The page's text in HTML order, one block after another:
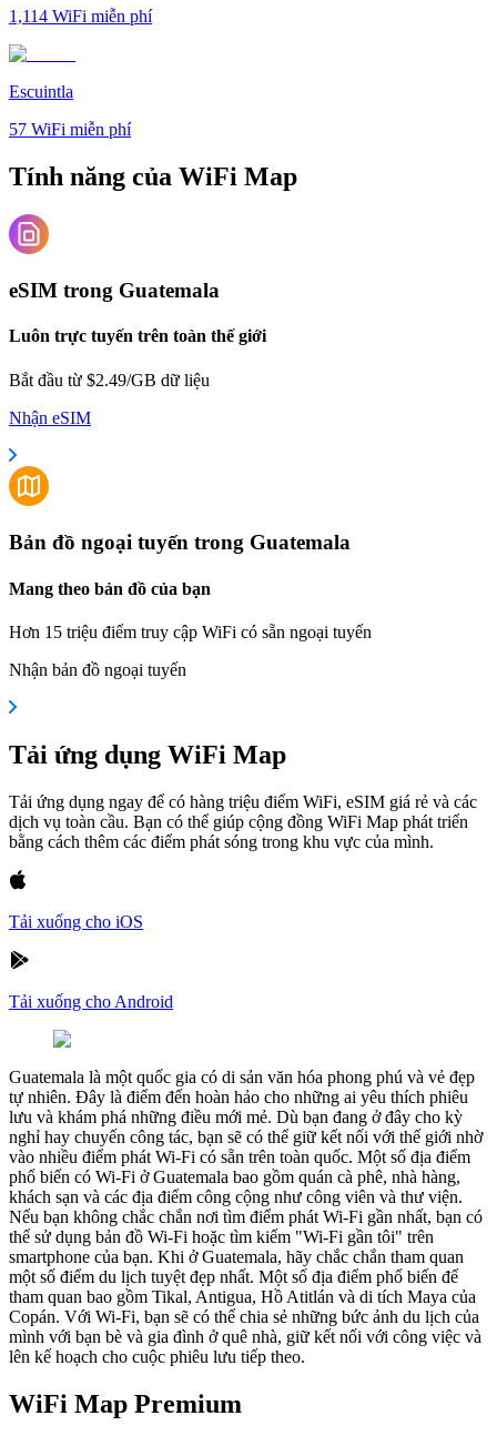
1,114 WiFi miễn phí
Escuintla
57 WiFi miễn phí
Tính năng của WiFi Map
eSIM trong Guatemala
Luôn trực tuyến trên toàn thế giới
Bắt đầu từ $2.49/GB dữ liệu
Nhận eSIM
Bản đồ ngoại tuyến trong Guatemala
Mang theo bản đồ của bạn
Hơn 15 triệu điểm truy cập WiFi có sẵn ngoại tuyến
Nhận bản đồ ngoại tuyến
Tải ứng dụng WiFi Map
Tải ứng dụng ngay để có hàng triệu điểm WiFi, eSIM giá rẻ và các
dịch vụ toàn cầu. Bạn có thể giúp cộng đồng WiFi Map phát triển
bằng cách thêm các điểm phát sóng trong khu vực của mình.
Tải xuống cho iOS
Tải xuống cho Android
Guatemala là một quốc gia có di sản văn hóa phong phú và vẻ đẹp
tự nhiên. Đây là điểm đến hoàn hảo cho những ai yêu thích phiêu
lưu và khám phá những điều mới mẻ. Dù bạn đang ở đây cho kỳ
nghỉ hay chuyến công tác, bạn sẽ có thể giữ kết nối với thế giới nhờ
vào nhiều điểm phát Wi-Fi có sẵn trên toàn quốc. Một số địa điểm
phổ biến có Wi-Fi ở Guatemala bao gồm quán cà phê, nhà hàng,
khách sạn và các địa điểm công cộng như công viên và thư viện.
Nếu bạn không chắc chắn nơi tìm điểm phát Wi-Fi gần nhất, bạn có
thể sử dụng bản đồ Wi-Fi hoặc tìm kiếm "Wi-Fi gần tôi" trên
smartphone của bạn. Khi ở Guatemala, hãy chắc chắn tham quan
một số điểm du lịch tuyệt đẹp nhất. Một số địa điểm phổ biến để
tham quan bao gồm Tikal, Antigua, Hồ Atitlán và di tích Maya của
Copán. Với Wi-Fi, bạn sẽ có thể chia sẻ những bức ảnh du lịch của
mình với bạn bè và gia đình ở quê nhà, giữ kết nối với công việc và
lên kế hoạch cho cuộc phiêu lưu tiếp theo.
WiFi Map Premium